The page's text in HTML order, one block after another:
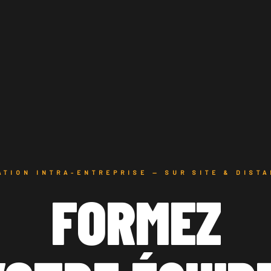
INTRA-ENTREPRISE — SUR SITE &
FORMEZ